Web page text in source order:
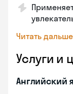
Читать дальше
Услуги и
Английский